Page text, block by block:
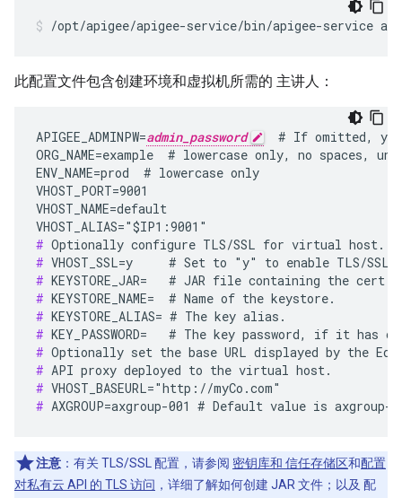
/opt/apigee/apigee-service/bin/apigee-service
此配置文件包含创建环境和虚拟机所需的 主讲人：
APIGEE_ADMINPW=admin_password
# If omitted,
ORG_NAME=example  # lowercase only, no spaces,
ENV_NAME=prod  # lowercase only
VHOST_PORT=9001
VHOST_NAME=default
#
#
#
#
#
#
#
#
#
# AXGROUP=axgroup-001 # Default value is axgroup-
注意 ：有关 TLS/SSL 配置，请参阅 密钥库和 信任存储区和配置
对私有云 API 的 TLS 访问 ，详细了解如何创建 JAR 文件；以及 配